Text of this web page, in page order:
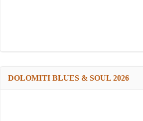
DOLOMITI BLUES & SOUL 2026